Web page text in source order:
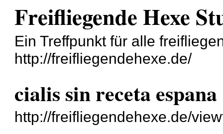
Freifliegende Hexe
Ein Treffpunkt für alle
http://freifliegendehexe.de/
cialis sin receta espana
http://freifliegendehexe.de/